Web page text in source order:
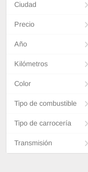
Ciudad
Precio
Año
Kilómetros
Color
Tipo de combustible
Tipo de carrocería
Transmisión